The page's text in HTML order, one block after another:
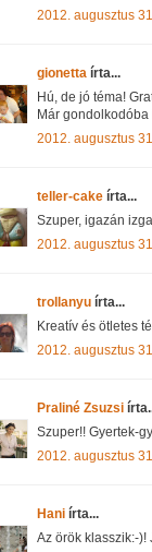
2012. augusztus
gionetta írta...
Hú, de jó téma!
Már gondolkodóba
2012. augusztus
teller-cake írta...
Szuper, igazán
2012. augusztus
trollanyu írta...
Kreatív és ötletes
2012. augusztus
Praliné Zsuzsi
Szuper!! Gyertek-
2012. augusztus
Hani írta...
Az örök klasszik:-)!